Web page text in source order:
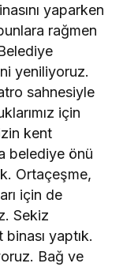
yaparken
rağmen
yeniliyoruz.
sahnesiyle
için
kent
belediye önü
Ortaçeşme,
için de
Sekiz
yaptık.
Bağ ve